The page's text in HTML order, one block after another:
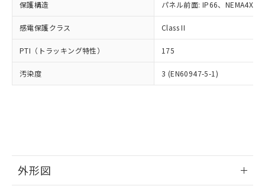
保護構造 パネル前面: IP66、NEMA4X,
感電保護クラス Class II
PTI（トラッキング特性） 175
汚染度 3 (EN60947-5-1)
外形図
マイパーツ機能（部品リスト作成サー
ビス）をご利用いただくには、I-Web
メンバーズにご登録されている必要が
あります。
お客様が当ウェブサイト上で当社にご
登録された部品リストについて、当社
および当社の共同利用者が、当社の製
部品在庫の切り替え状況などにより、予定
月が前後することがあります。
※3 非含有証明書ダウンロード
※本証明書は発行日時点で非含有を証明す
るもので、過去に遡って非含有を証明する
「10」：通常の使用状況下において有害物
質が外部に漏えいし、環境に深刻な影響を
及ぼさない年数を意味します。
い合わせください。
販売先および販売に係わる関係者が違
り引きをいたしません。
白
受注生産機種、また在庫状況の
情報を公開していない機種